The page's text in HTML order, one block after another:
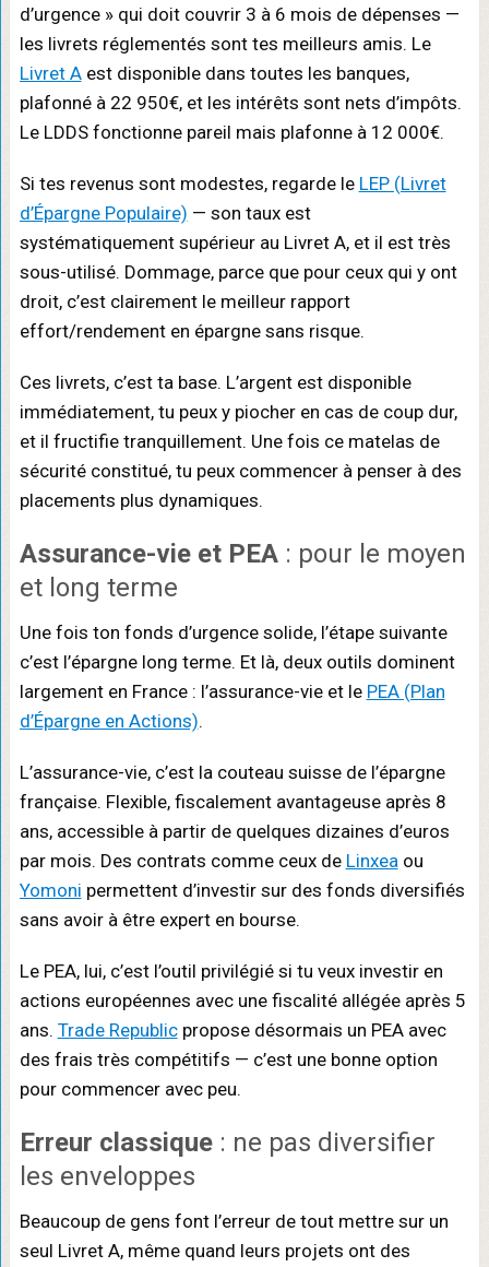
d’urgence » qui doit couvrir 3 à 6 mois de dépenses —
les livrets réglementés sont tes meilleurs amis. Le
Livret Aest disponible dans toutes les banques,
plafonné à 22 950€, et les intérêts sont nets d’impôts.
Le LDDS fonctionne pareil mais plafonne à 12 000€.
Si tes revenus sont modestes, regarde le LEP (Livret
d’Épargne Populaire) — son taux est
systématiquement supérieur au Livret A, et il est très
sous-utilisé. Dommage, parce que pour ceux qui y ont
droit, c’est clairement le meilleur rapport
effort/rendement en épargne sans risque.
Ces livrets, c’est ta base. L’argent est disponible
immédiatement, tu peux y piocher en cas de coup dur,
et il fructifie tranquillement. Une fois ce matelas de
sécurité constitué, tu peux commencer à penser à des
placements plus dynamiques.
Assurance-vie et PEA: pour le moyen
et long terme
Une fois ton fonds d’urgence solide, l’étape suivante
c’est l’épargne long terme. Et là, deux outils dominent
largement en France : l’assurance-vie et le PEA (Plan
d’Épargne en Actions).
L’assurance-vie, c’est la couteau suisse de l’épargne
française. Flexible, fiscalement avantageuse après 8
ans, accessible à partir de quelques dizaines d’euros
par mois. Des contrats comme ceux de Linxea ou
Yomoni permettent d’investir sur des fonds diversifiés
sans avoir à être expert en bourse.
Le PEA, lui, c’est l’outil privilégié si tu veux investir en
actions européennes avec une fiscalité allégée après 5
ans. Trade Republicpropose désormais un PEA avec
des frais très compétitifs — c’est une bonne option
pour commencer avec peu.
Erreur classique: ne pas diversifier
les enveloppes
Beaucoup de gens font l’erreur de tout mettre sur un
seul Livret A, même quand leurs projets ont des